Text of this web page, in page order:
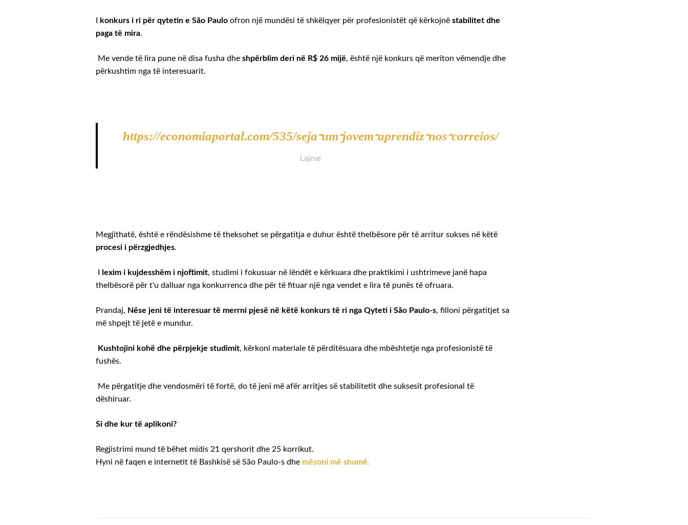
konkurs i ri për qytetin e São Paulo ofron një mundësi të shkëlqyer për profesionistët që kërkojnë stabilitet dhe
paga të mira.
Me vende të lira pune në disa fusha dhe shpërblim deri në R$ 26 mijë, është një konkurs që meriton vëmendje dhe
përkushtim nga të interesuarit.
https://economiaportal.com/535/seja-um-jovem-aprendiz-nos-correios/
Lajme
Megjithatë, është e rëndësishme të theksohet se përgatitja e duhur është thelbësore për të arritur sukses në këtë
procesi i përzgjedhjes.
lexim i kujdesshëm i njoftimit, studimi i fokusuar në lëndët e kërkuara dhe praktikimi i ushtrimeve janë hapa
thelbësorë për t'u dalluar nga konkurrenca dhe për të fituar një nga vendet e lira të punës të ofruara.
Prandaj, Nëse jeni të interesuar të merrni pjesë në këtë konkurs të ri nga Qyteti i São Paulo-s, filloni përgatitjet sa
më shpejt të jetë e mundur.
Kushtojini kohë dhe përpjekje studimit, kërkoni materiale të përditësuara dhe mbështetje nga profesionistë të
fushës.
Me përgatitje dhe vendosmëri të fortë, do të jeni më afër arritjes së stabilitetit dhe suksesit profesional të
dëshiruar.
Si dhe kur të aplikoni?
Regjistrimi mund të bëhet midis 21 qershorit dhe 25 korrikut.
Hyni në faqen e internetit të Bashkisë së São Paulo-s dhe mësoni më shumë.